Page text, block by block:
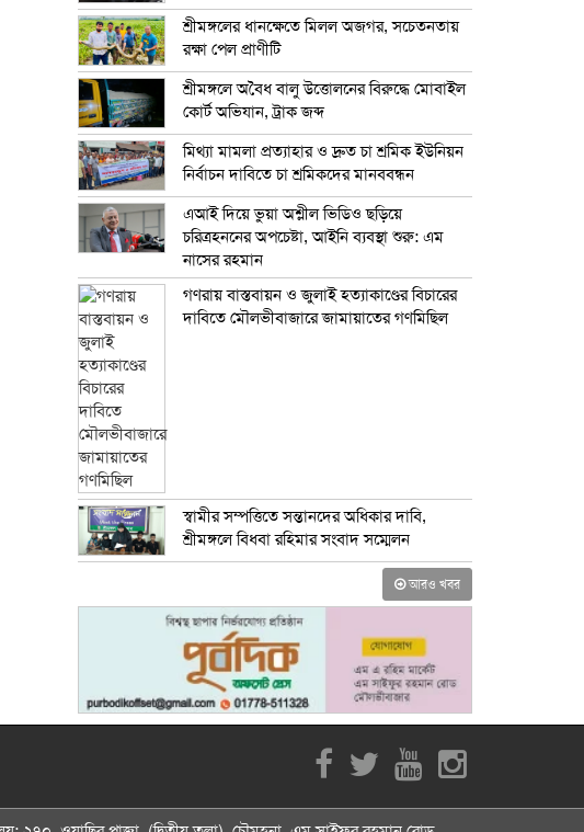
শ্রীমঙ্গলের ধানক্ষেতে মিলল অজগর, সচেতনতায়
রক্ষা পেল প্রাণীটি
শ্রীমঙ্গলে অবৈধ বালু উত্তোলনের বিরুদ্ধে মোবাইল
কোর্ট অভিযান, ট্রাক জব্দ
মিথ্যা মামলা প্রত্যাহার ও দ্রুত চা শ্রমিক ইউনিয়ন
নির্বাচন দাবিতে চা শ্রমিকদের মানববন্ধন
এআই দিয়ে ভুয়া অশ্লীল ভিডিও ছড়িয়ে
চরিত্রহননের অপচেষ্টা, আইনি ব্যবস্থা শুরু: এম
নাসের রহমান
গণরায় বাস্তবায়ন ও জুলাই হত্যাকাণ্ডের বিচারের
দাবিতে মৌলভীবাজারে জামায়াতের গণমিছিল
স্বামীর সম্পত্তিতে সন্তানদের অধিকার দাবি,
শ্রীমঙ্গলে বিধবা রহিমার সংবাদ সম্মেলন
আরও খবর